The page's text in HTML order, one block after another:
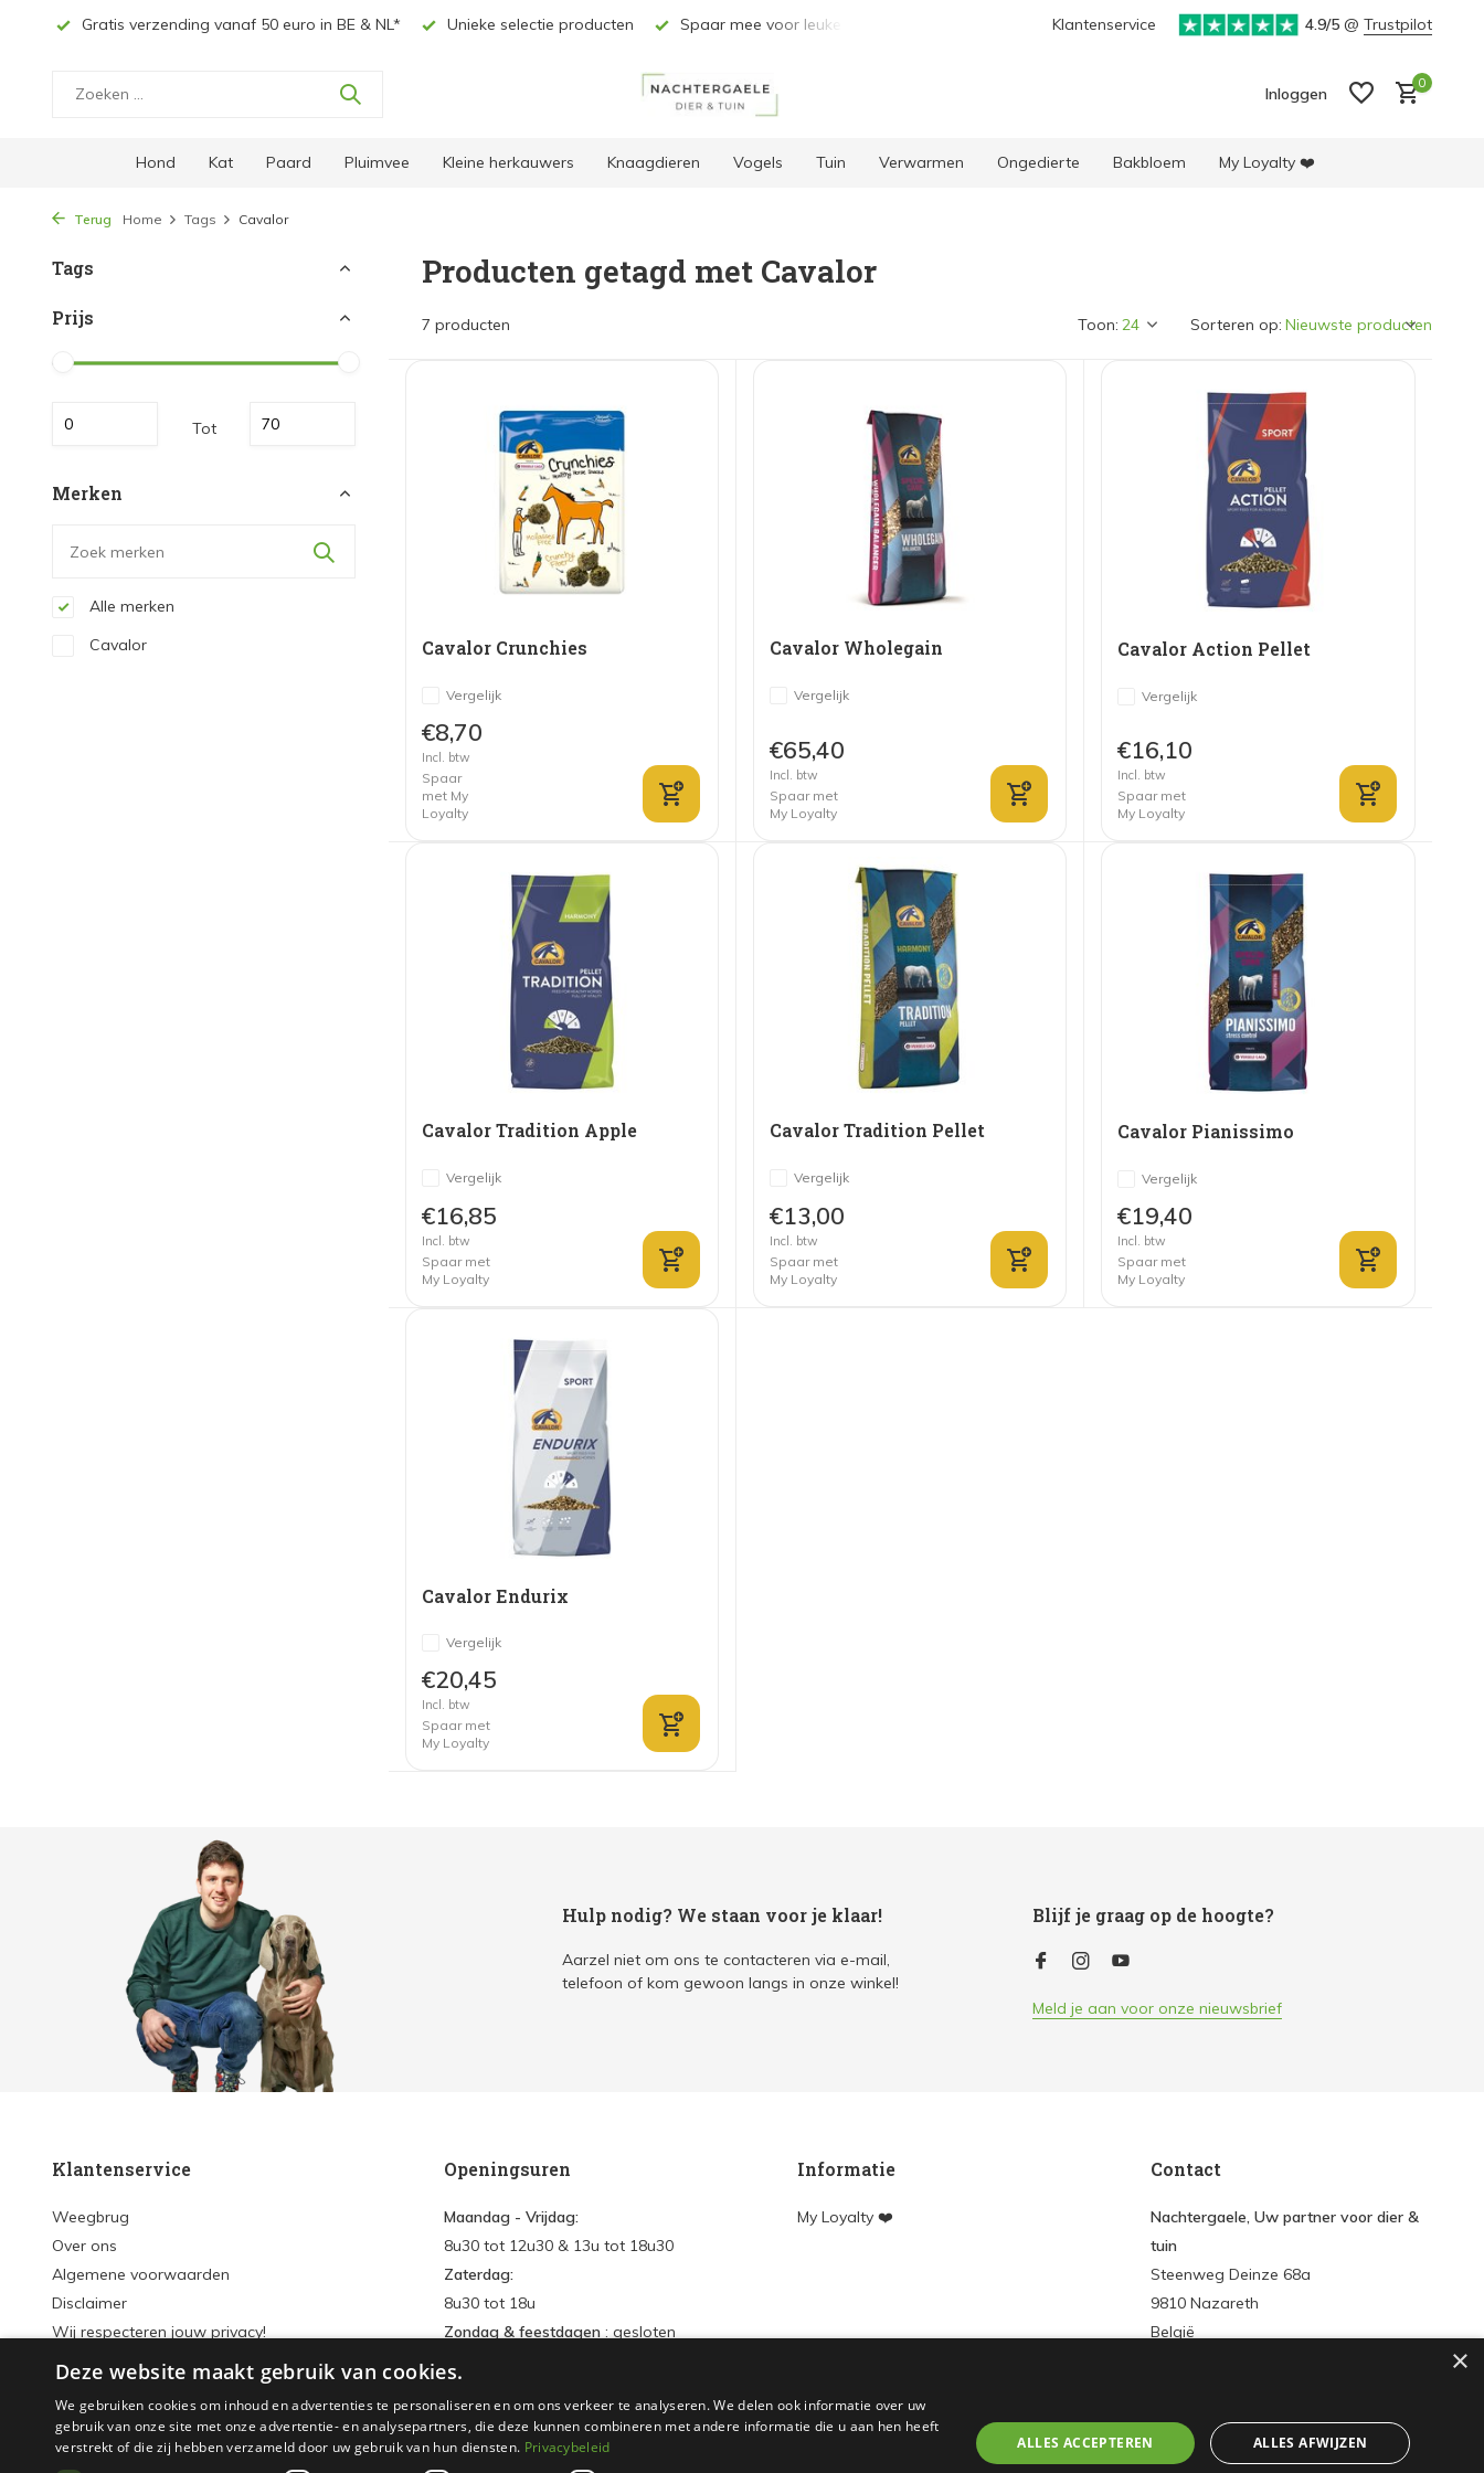
Gratis verzending vanaf 50 euro in BE & NL* Unieke selectie producten Spaar mee voor leuke kortingen Gratis verzending vanaf 50 euro in BE & NL* Unieke selectie
Klantenservice 4.9/5 @ Trustpilot
Inloggen
0
Hond Kat Paard Pluimvee Kleine herkauwers Knaagdieren Vogels Tuin Verwarmen Ongedierte Bakbloem My Loyalty ❤️
Terug Home Tags Cavalor
Tags
Prijs
Tot
Merken
Alle merken
Cavalor
Producten getagd met Cavalor
7 producten Toon: Sorteren op:
Cavalor Crunchies
Vergelijk
€8,70
Incl. btw
Spaar
met My
Loyalty
Cavalor Wholegain
Vergelijk
€65,40
Incl. btw
Spaar met
My Loyalty
Cavalor Action Pellet
Vergelijk
€16,10
Incl. btw
Spaar met
My Loyalty
Cavalor Tradition Apple
Vergelijk
€16,85
Incl. btw
Spaar met
My Loyalty
Cavalor Tradition Pellet
Vergelijk
€13,00
Incl. btw
Spaar met
My Loyalty
Cavalor Pianissimo
Vergelijk
€19,40
Incl. btw
Spaar met
My Loyalty
Cavalor Endurix
Vergelijk
€20,45
Incl. btw
Spaar met
My Loyalty
Hulp nodig? We staan voor je klaar!
Aarzel niet om ons te contacteren via e-mail,
telefoon of kom gewoon langs in onze winkel!
Blijf je graag op de hoogte?
Meld je aan voor onze nieuwsbrief
Klantenservice
Weegbrug
Over ons
Algemene voorwaarden
Disclaimer
Wij respecteren jouw privacy!
Verzenden & retourneren
Openingsuren
Maandag - Vrijdag:
8u30 tot 12u30 & 13u tot 18u30
Zaterdag:
8u30 tot 18u
Zondag & feestdagen : gesloten
Inloggen
Account aanmaken
Informatie
My Loyalty ❤️
Contact
Nachtergaele, Uw partner voor dier &
tuin
Steenweg Deinze 68a
9810 Nazareth
België
×
Deze website maakt gebruik van cookies.
We gebruiken cookies om inhoud en advertenties te personaliseren en om ons verkeer te analyseren. We delen ook informatie over uw
gebruik van onze site met onze advertentie- en analysepartners, die deze kunnen combineren met andere informatie die u aan hen heeft
verstrekt of die zij hebben verzameld door uw gebruik van hun diensten. Privacybeleid ALLES ACCEPTEREN ALLES AFWIJZEN